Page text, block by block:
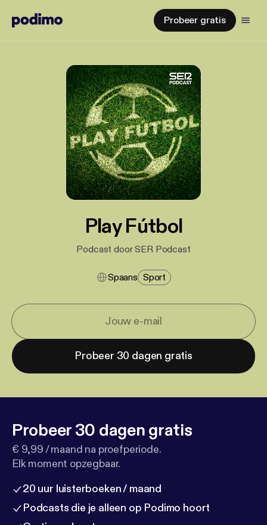
Probeer gratis
Play Fútbol
Podcast door SER Podcast
Spaans Sport
Probeer 30 dagen gratis
Probeer 30 dagen gratis
€ 9,99 / maand na proefperiode.
Elk moment opzegbaar.
20 uur luisterboeken / maand
Podcasts die je alleen op Podimo hoort